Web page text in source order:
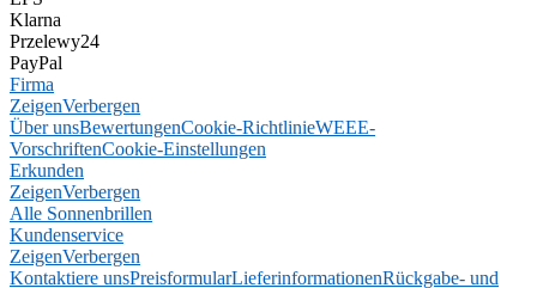
Klarna
Przelewy24
PayPal
Firma
ZeigenVerbergen
Über unsBewertungenCookie-RichtlinieWEEE-
VorschriftenCookie-Einstellungen
Erkunden
ZeigenVerbergen
Alle Sonnenbrillen
Kundenservice
ZeigenVerbergen
Kontaktiere unsPreisformularLieferinformationenRückgabe- und